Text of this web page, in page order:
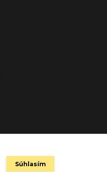
Súhlasím